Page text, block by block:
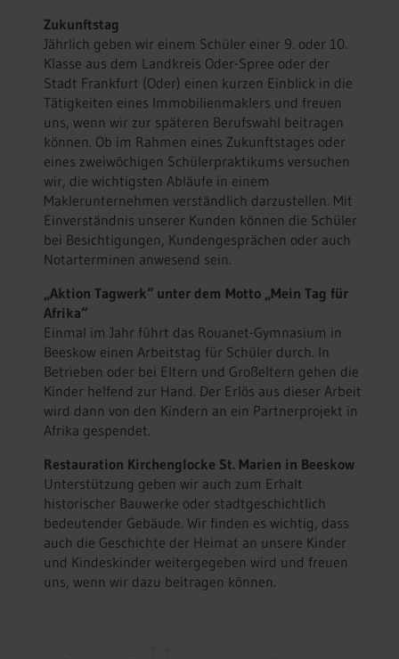
Zukunftstag
Jährlich geben wir einem Schüler einer 9. oder 10.
Klasse aus dem Landkreis Oder-Spree oder der
Stadt Frankfurt (Oder) einen kurzen Einblick in die
Tätigkeiten eines Immobilienmaklers und freuen
uns, wenn wir zur späteren Berufswahl beitragen
können. Ob im Rahmen eines Zukunftstages oder
eines zweiwöchigen Schülerpraktikums versuchen
wir, die wichtigsten Abläufe in einem
Maklerunternehmen verständlich darzustellen. Mit
Einverständnis unserer Kunden können die Schüler
bei Besichtigungen, Kundengesprächen oder auch
Notarterminen anwesend sein.
„Aktion Tagwerk“ unter dem Motto „Mein Tag für
Afrika“
Einmal im Jahr führt das Rouanet-Gymnasium in
Beeskow einen Arbeitstag für Schüler durch. In
Betrieben oder bei Eltern und Großeltern gehen die
Kinder helfend zur Hand. Der Erlös aus dieser Arbeit
wird dann von den Kindern an ein Partnerprojekt in
Afrika gespendet.
Restauration Kirchenglocke St. Marien in Beeskow
Unterstützung geben wir auch zum Erhalt
historischer Bauwerke oder stadtgeschichtlich
bedeutender Gebäude. Wir finden es wichtig, dass
auch die Geschichte der Heimat an unsere Kinder
und Kindeskinder weitergegeben wird und freuen
uns, wenn wir dazu beitragen können.